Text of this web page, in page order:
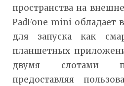
пространства на
PadFone mini
для запуска как
планшетных
двумя слотами
предоставляя